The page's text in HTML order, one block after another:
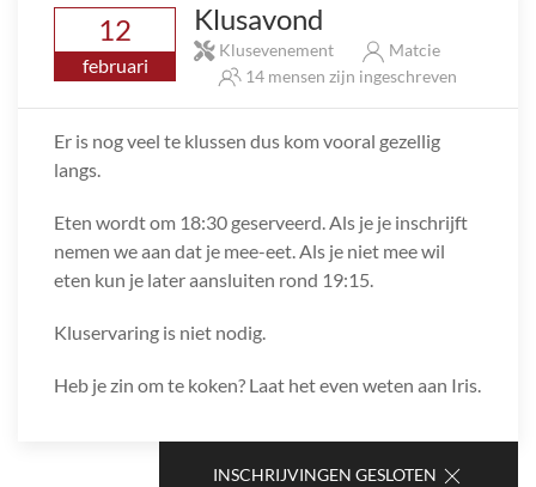
12
februari
Klusavond
Klusevenement
Matcie
14 mensen zijn ingeschreven
Er is nog veel te klussen dus kom vooral gezellig
langs.
Eten wordt om 18:30 geserveerd. Als je je inschrijft
nemen we aan dat je mee-eet. Als je niet mee wil
eten kun je later aansluiten rond 19:15.
Kluservaring is niet nodig.
Heb je zin om te koken? Laat het even weten aan Iris.
INSCHRIJVINGEN GESLOTEN